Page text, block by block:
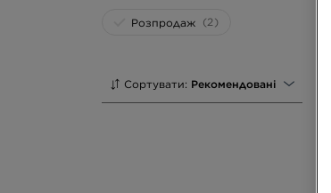
Розпродаж (2)
Сортувати: Рекомендовані